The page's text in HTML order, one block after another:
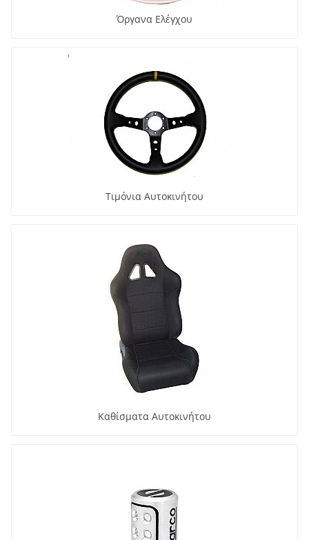
Όργανα Ελέγχου
Τιμόνια Αυτοκινήτου
Καθίσματα Αυτοκινήτου